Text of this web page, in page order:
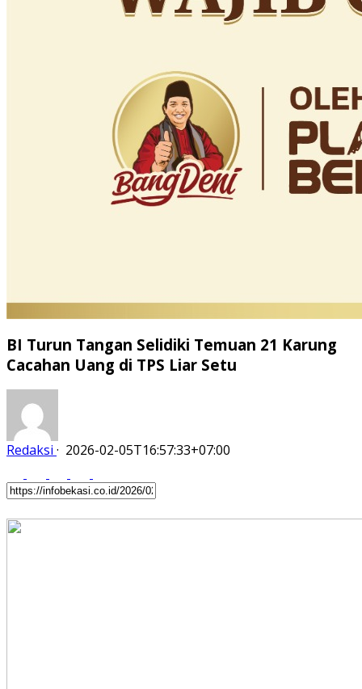
BI Turun Tangan Selidiki Temuan 21 Karung
Cacahan Uang di TPS Liar Setu
Redaksi · 2026-02-05T16:57:33+07:00